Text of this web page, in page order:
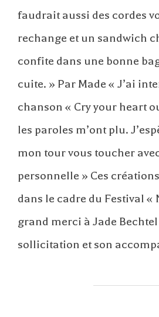
faudrait aussi des cordes
rechange et un sandwich
confite dans une bonne
cuite. » Par Made « J’ai
chanson « Cry your heart
les paroles m’ont plu.
mon tour vous toucher
personnelle » Ces
dans le cadre du Festival «
grand merci à Jade
sollicitation et son